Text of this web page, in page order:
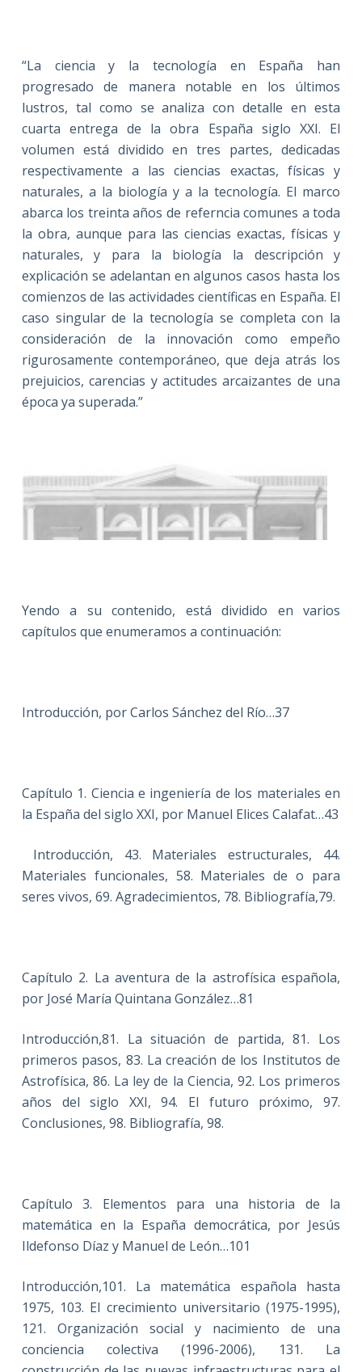
“La ciencia y la tecnología en España han
progresado de manera notable en los últimos
lustros, tal como se analiza con detalle en esta
cuarta entrega de la obra España siglo XXI. El
volumen está dividido en tres partes, dedicadas
respectivamente a las ciencias exactas, físicas y
naturales, a la biología y a la tecnología. El marco
abarca los treinta años de referncia comunes a toda
la obra, aunque para las ciencias exactas, físicas y
naturales, y para la biología la descripción y
explicación se adelantan en algunos casos hasta los
comienzos de las actividades científicas en España. El
caso singular de la tecnología se completa con la
consideración de la innovación como empeño
rigurosamente contemporáneo, que deja atrás los
prejuicios, carencias y actitudes arcaizantes de una
época ya superada.”
Yendo a su contenido, está dividido en varios
capítulos que enumeramos a continuación:
Introducción, por Carlos Sánchez del Río…37
Capítulo 1. Ciencia e ingeniería de los materiales en
la España del siglo XXI, por Manuel Elices Calafat…43
Introducción, 43. Materiales estructurales, 44.
Materiales funcionales, 58. Materiales de o para
seres vivos, 69. Agradecimientos, 78. Bibliografía,79.
Capítulo 2. La aventura de la astrofísica española,
por José María Quintana González…81
Introducción,81. La situación de partida, 81. Los
primeros pasos, 83. La creación de los Institutos de
Astrofísica, 86. La ley de la Ciencia, 92. Los primeros
años del siglo XXI, 94. El futuro próximo, 97.
Conclusiones, 98. Bibliografía, 98.
Capítulo 3. Elementos para una historia de la
matemática en la España democrática, por Jesús
Ildefonso Díaz y Manuel de León…101
Introducción,101. La matemática española hasta
1975, 103. El crecimiento universitario (1975-1995),
121. Organización social y nacimiento de una
conciencia colectiva (1996-2006), 131. La